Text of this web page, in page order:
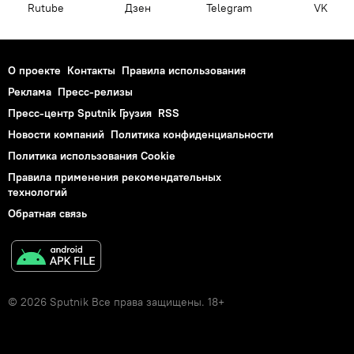
Rutube Дзен Telegram VK
О проекте Контакты Правила использования
Реклама Пресс-релизы
Пресс-центр Sputnik Грузия RSS
Новости компаний Политика конфиденциальности
Политика использования Cookie
Правила применения рекомендательных
технологий
Обратная связь
© 2026 Sputnik Все права защищены. 18+